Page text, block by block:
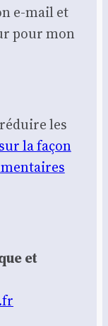
e-mail et
pour mon
les
la façon
et